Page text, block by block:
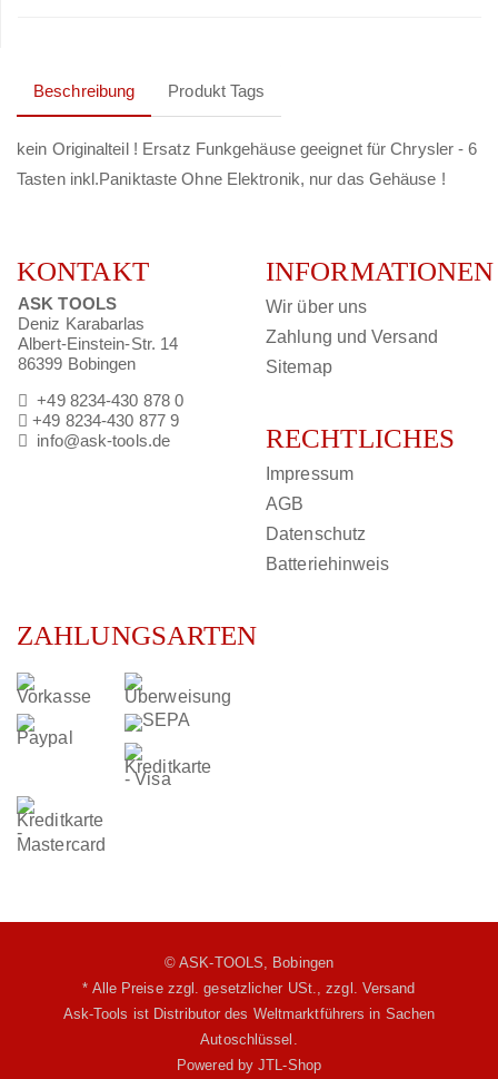
Beschreibung Produkt Tags
kein Originalteil ! Ersatz Funkgehäuse geeignet für Chrysler - 6
Tasten inkl.Paniktaste Ohne Elektronik, nur das Gehäuse !
KONTAKT
ASK TOOLS
Deniz Karabarlas
Albert-Einstein-Str. 14
86399 Bobingen
+49 8234-430 878 0
+49 8234-430 877 9
info@ask-tools.de
INFORMATIONEN
Wir über uns
Zahlung und Versand
Sitemap
RECHTLICHES
Impressum
AGB
Datenschutz
Batteriehinweis
ZAHLUNGSARTEN
© ASK-TOOLS, Bobingen
* Alle Preise zzgl. gesetzlicher USt.,zzgl. Versand
Ask-Tools ist Distributor des Weltmarktführers in Sachen
Autoschlüssel.
Powered byJTL-Shop